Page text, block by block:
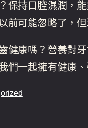
保持口腔濕潤，
前可能忽略了，
健康嗎？營養對
們一起擁有健康